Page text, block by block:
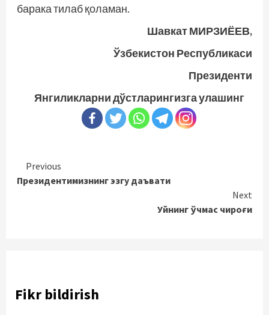
барака тилаб қоламан.
Шавкат МИРЗИЁЕВ,
Ўзбекистон Республикаси
Президенти
Янгиликларни дўстларингизга улашинг
Continue
Reading
Previous
Президентимизнинг эзгу даъвати
Next
Уйнинг ўчмас чироғи
Fikr bildirish